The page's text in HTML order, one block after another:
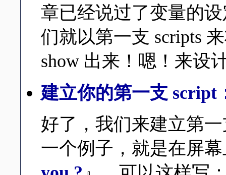
章已经说过了变量的
们就以第一支 scripts
show 出来！嗯！来设
建立你的第一支 script
好了，我们来建立第
一个例子，就是在屏